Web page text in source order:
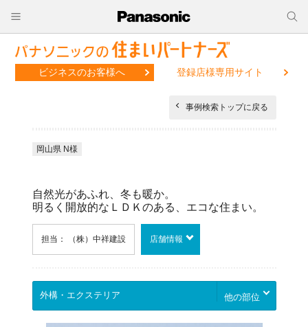
ビジネスのお客様へ 登録店様専用サイト
事例検索トップに戻る
岡山県 N様
自然光があふれ、冬も暖か。
明るく開放的なＬＤＫのある、エコな住まい。
担当： （株）中祥建設 店舗情報
他の部位